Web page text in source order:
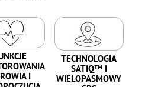
I
TECHNOLOGIA
SATIQ™ I
WIELOPASMOWY